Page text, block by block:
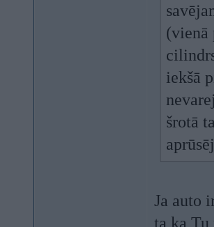
(vienā
iekšā
šrotā
Ja auto
ta ka Tu